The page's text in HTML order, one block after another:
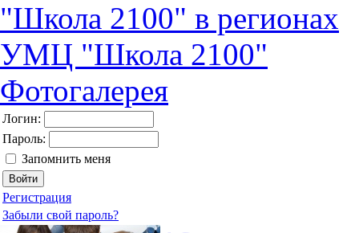
"Школа 2100" в регионах
УМЦ "Школа 2100"
Фотогалерея
Логин:
Пароль:
Запомнить меня
Регистрация
Забыли свой пароль?